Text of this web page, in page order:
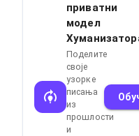
приватни
модел
Поделите
своје
узорке
писања
из
прошлости
и